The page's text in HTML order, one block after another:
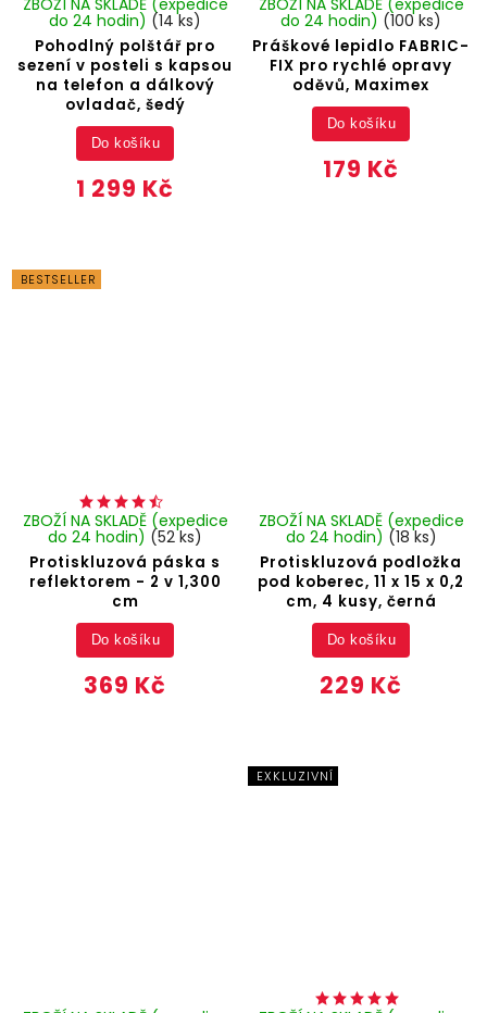
Pohodlný polštář pro
sezení v posteli s kapsou
na telefon a dálkový
ovladač, šedý
ZBOŽÍ NA SKLADĚ (expedice
do 24 hodin) (14 ks)
1 299 Kč
Do košíku
Práškové lepidlo FABRIC-
FIX pro rychlé opravy
oděvů, Maximex
ZBOŽÍ NA SKLADĚ (expedice
do 24 hodin) (100 ks)
179 Kč
Do košíku
BESTSELLER
Protiskluzová páska s
reflektorem - 2 v 1,300
cm
ZBOŽÍ NA SKLADĚ (expedice
do 24 hodin) (52 ks)
369 Kč
Do košíku
Protiskluzová podložka
pod koberec, 11 x 15 x 0,2
cm, 4 kusy, černá
ZBOŽÍ NA SKLADĚ (expedice
do 24 hodin) (18 ks)
229 Kč
Do košíku
EXKLUZIVNÍ